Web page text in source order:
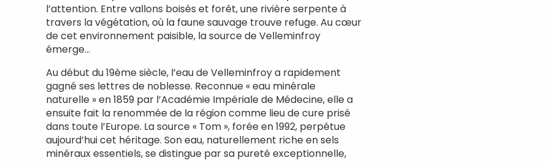
l’attention. Entre vallons boisés et forêt, une rivière serpente à
travers la végétation, où la faune sauvage trouve refuge. Au cœur
de cet environnement paisible, la source de Velleminfroy
émerge…
Au début du 19ème siècle, l’eau de Velleminfroy a rapidement
gagné ses lettres de noblesse. Reconnue « eau minérale
naturelle » en 1859 par l’Académie Impériale de Médecine, elle a
ensuite fait la renommée de la région comme lieu de cure prisé
dans toute l’Europe. La source « Tom », forée en 1992, perpétue
aujourd’hui cet héritage. Son eau, naturellement riche en sels
minéraux essentiels, se distingue par sa pureté exceptionnelle,